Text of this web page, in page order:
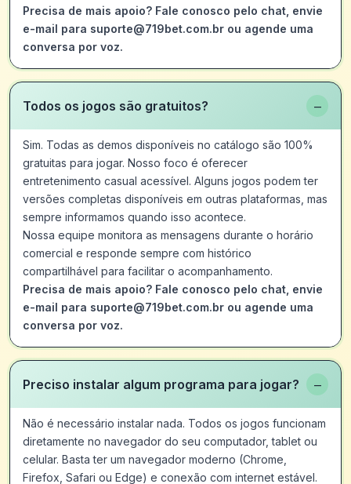
Precisa de mais apoio? Fale conosco pelo chat, envie
e-mail para suporte@719bet.com.br ou agende uma
conversa por voz.
Todos os jogos são gratuitos? −
Sim. Todas as demos disponíveis no catálogo são 100%
gratuitas para jogar. Nosso foco é oferecer
entretenimento casual acessível. Alguns jogos podem ter
versões completas disponíveis em outras plataformas, mas
sempre informamos quando isso acontece.
Nossa equipe monitora as mensagens durante o horário
comercial e responde sempre com histórico
compartilhável para facilitar o acompanhamento.
Precisa de mais apoio? Fale conosco pelo chat, envie
e-mail para suporte@719bet.com.br ou agende uma
conversa por voz.
Preciso instalar algum programa para jogar? −
Não é necessário instalar nada. Todos os jogos funcionam
diretamente no navegador do seu computador, tablet ou
celular. Basta ter um navegador moderno (Chrome,
Firefox, Safari ou Edge) e conexão com internet estável.